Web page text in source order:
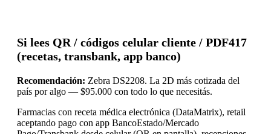
Si lees QR / códigos celular cliente / PDF417
(recetas, transbank, app banco)
Recomendación: Zebra DS2208. La 2D más cotizada del
país por algo — $95.000 con todo lo que necesitás.
Farmacias con receta médica electrónica (DataMatrix), retail
aceptando pago con app BancoEstado/Mercado